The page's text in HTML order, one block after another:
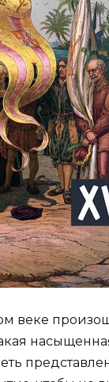
веке